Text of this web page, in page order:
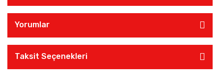
Yorumlar
Taksit Seçenekleri